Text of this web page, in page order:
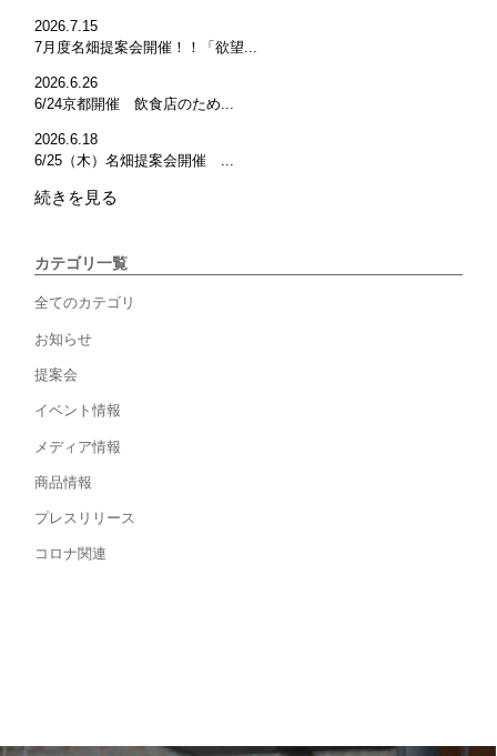
2026.7.15
7月度名畑提案会開催！！「欲望...
2026.6.26
6/24京都開催 飲食店のため...
2026.6.18
6/25（木）名畑提案会開催 ...
続きを見る
カテゴリ一覧
全てのカテゴリ
お知らせ
提案会
イベント情報
メディア情報
商品情報
プレスリリース
コロナ関連